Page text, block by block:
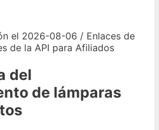
el 2026-08-06 / Enlaces de
de la API para Afiliados
del
de lámparas